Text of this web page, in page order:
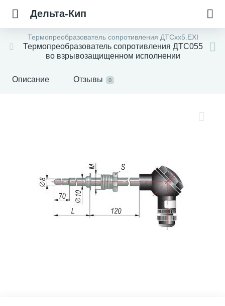
Дельта-Кип
Термопреобразователь сопротивления ДТСхх5.EXI
Термопреобразователь сопротивления ДТС055
во взрывозащищенном исполнении
Описание Отзывы 0